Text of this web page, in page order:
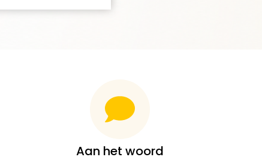
Aan het woord